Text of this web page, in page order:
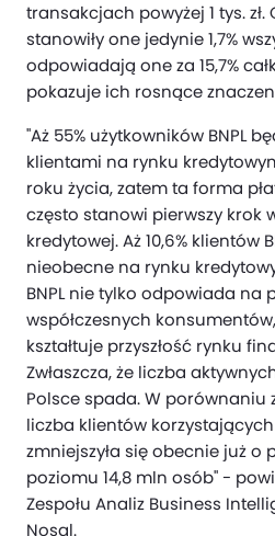
transakcjach powyżej 1 tys.
stanowiły one jedynie 1,7%
odpowiadają one za 15,7%
pokazuje ich rosnące
"Aż 55% użytkowników BNPL
klientami na rynku
roku życia, zatem ta forma
często stanowi pierwszy krok
kredytowej. Aż 10,6% klientów
nieobecne na rynku
BNPL nie tylko odpowiada na
współczesnych
kształtuje przyszłość rynku
Zwłaszcza, że liczba
Polsce spada. W porównaniu
liczba klientów
zmniejszyła się obecnie już o
poziomu 14,8 mln osób" -
Zespołu Analiz Business
Nosal.